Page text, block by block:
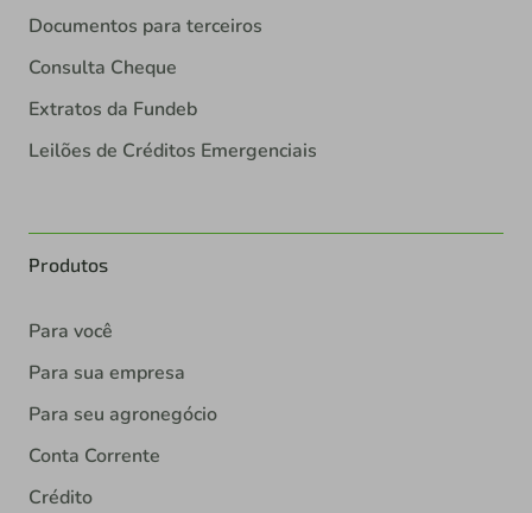
Documentos para terceiros
Consulta Cheque
Extratos da Fundeb
Leilões de Créditos Emergenciais
Produtos
Para você
Para sua empresa
Para seu agronegócio
Conta Corrente
Crédito